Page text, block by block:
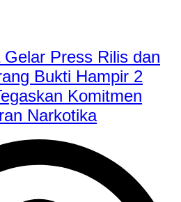
Press Rilis dan
Bukti Hampir 2
Komitmen
Narkotika